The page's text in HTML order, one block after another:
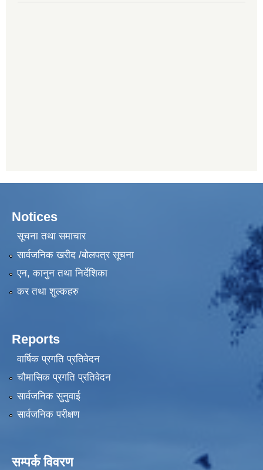
Notices
सूचना तथा समाचार
सार्वजनिक खरीद /बोलपत्र सूचना
एन, कानुन तथा निर्देशिका
कर तथा शुल्कहरु
Reports
वार्षिक प्रगति प्रतिवेदन
चौमासिक प्रगति प्रतिवेदन
सार्वजनिक सुनुवाई
सार्वजनिक परीक्षण
सम्पर्क विवरण